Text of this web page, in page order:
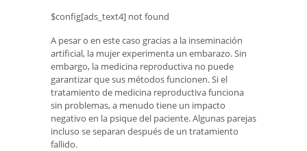
$config[ads_text4] not found
A pesar o en este caso gracias a la inseminación
artificial, la mujer experimenta un embarazo. Sin
embargo, la medicina reproductiva no puede
garantizar que sus métodos funcionen. Si el
tratamiento de medicina reproductiva funciona
sin problemas, a menudo tiene un impacto
negativo en la psique del paciente. Algunas parejas
incluso se separan después de un tratamiento
fallido.